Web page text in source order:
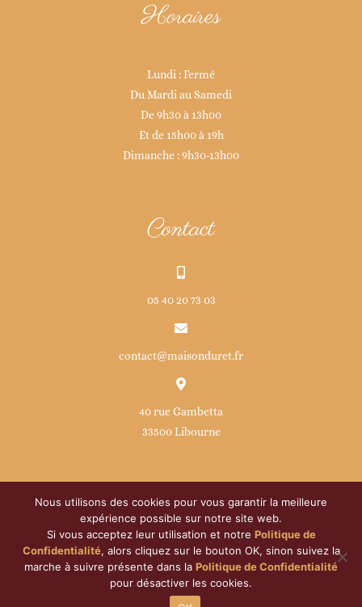
Horaires
Lundi : Fermé
Du Mardi au Samedi
De 9h30 à 13h00
Et de 15h00 à 19h
Dimanche : 9h30-13h00
Contact
05 40 20 73 03
contact@maisonduret.fr
40 rue Gambetta
33500 Libourne
© Copyright2026 | Maison Duret | Développé par ATOM
Tous droits réservés |Politique de confidentialité|Mentions
légales|Droits RGPD
Nous utilisons des cookies pour vous garantir la meilleure
expérience possible sur notre site web.
Si vous acceptez leur utilisation et notre Politique de
Confidentialité, alors cliquez sur le bouton OK, sinon suivez la
marche à suivre présente dans la Politique de Confidentialité
pour désactiver les cookies.